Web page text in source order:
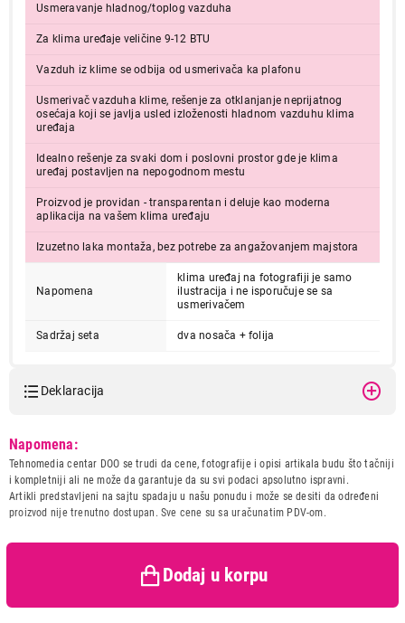
Usmeravanje hladnog/toplog vazduha
Za klima uređaje veličine 9-12 BTU
Vazduh iz klime se odbija od usmerivača ka plafonu
Usmerivač vazduha klime, rešenje za otklanjanje neprijatnog
osećaja koji se javlja usled izloženosti hladnom vazduhu klima
uređaja
Idealno rešenje za svaki dom i poslovni prostor gde je klima
uređaj postavljen na nepogodnom mestu
Proizvod je providan - transparentan i deluje kao moderna
aplikacija na vašem klima uređaju
Izuzetno laka montaža, bez potrebe za angažovanjem majstora
Napomena
klima uređaj na fotografiji je samo
ilustracija i ne isporučuje se sa
usmerivačem
Sadržaj seta dva nosača + folija
Deklaracija
Naziv i vrsta robe:
KLIMA
Uvoznik:
In Export doo
Zemlja porekla:
Kina
Prava potrošača:
Zagarantovana sva prava
zaštiti potrošača
Napomena:
Tehnomedia centar DOO se trudi da cene, fotografije i opisi artikala budu što tačniji
i kompletniji ali ne može da garantuje da su svi podaci apsolutno ispravni.
Artikli predstavljeni na sajtu spadaju u našu ponudu i može se desiti da određeni
proizvod nije trenutno dostupan. Sve cene su sa uračunatim PDV-om.
Dodaj u korpu
2.299,00
KLIME
Proizvod je dodat u korpu.